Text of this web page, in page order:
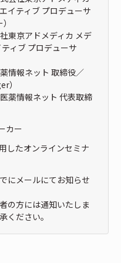
イティブ プロデューサ
東京アドメディカ メデ
ィブ プロデューサ
情報ネット 取締役／
）
薬情報ネット 代表取締
カー
したオンラインセミナ
にメールにてお知らせ
の方には通知いたしま
ください。